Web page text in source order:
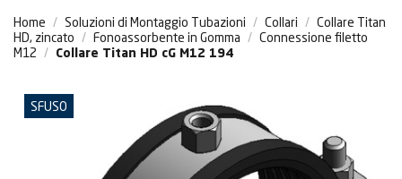
Home Soluzioni di Montaggio Tubazioni Collari
Collare Titan
HD, zincato
Fonoassorbente in Gomma
Connessione filetto
M12
Collare Titan HD cG M12 194
SFUSO